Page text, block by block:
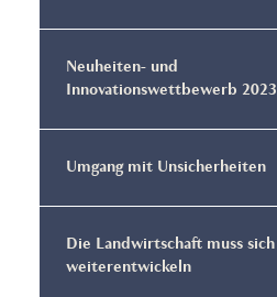
Neuheiten- und
Innovationswettbewerb 2023
Umgang mit Unsicherheiten
Die Landwirtschaft muss sich
weiterentwickeln